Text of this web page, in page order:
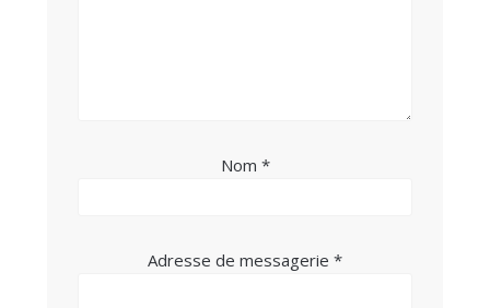
Nom *
Adresse de messagerie *